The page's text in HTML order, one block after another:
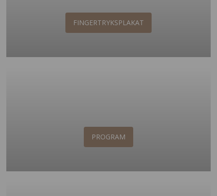
FINGERTRYKSPLAKAT
PROGRAM